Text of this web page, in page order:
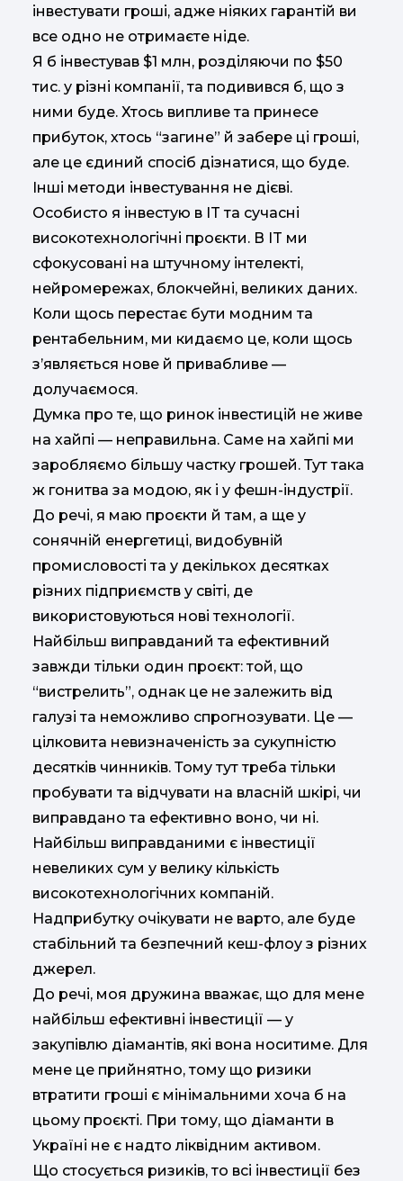
інвестувати гроші, адже ніяких гарантій ви
все одно не отримаєте ніде.
Я б інвестував $1 млн, розділяючи по $50
тис. у різні компанії, та подивився б, що з
ними буде. Хтось випливе та принесе
прибуток, хтось “загине” й забере ці гроші,
але це єдиний спосіб дізнатися, що буде.
Інші методи інвестування не дієві.
Особисто я інвестую в IT та сучасні
високотехнологічні проєкти. В IT ми
сфокусовані на штучному інтелекті,
нейромережах, блокчейні, великих даних.
Коли щось перестає бути модним та
рентабельним, ми кидаємо це, коли щось
з’являється нове й привабливе —
долучаємося.
Думка про те, що ринок інвестицій не живе
на хайпі — неправильна. Саме на хайпі ми
заробляємо більшу частку грошей. Тут така
ж гонитва за модою, як і у фешн-індустрії.
До речі, я маю проєкти й там, а ще у
сонячній енергетиці, видобувній
промисловості та у декількох десятках
різних підприємств у світі, де
використовуються нові технології.
Найбільш виправданий та ефективний
завжди тільки один проєкт: той, що
“вистрелить”, однак це не залежить від
галузі та неможливо спрогнозувати. Це —
цілковита невизначеність за сукупністю
десятків чинників. Тому тут треба тільки
пробувати та відчувати на власній шкірі, чи
виправдано та ефективно воно, чи ні.
Найбільш виправданими є інвестиції
невеликих сум у велику кількість
високотехнологічних компаній.
Надприбутку очікувати не варто, але буде
стабільний та безпечний кеш-флоу з різних
джерел.
До речі, моя дружина вважає, що для мене
найбільш ефективні інвестиції — у
закупівлю діамантів, які вона носитиме. Для
мене це прийнятно, тому що ризики
втратити гроші є мінімальними хоча б на
цьому проєкті. При тому, що діаманти в
Україні не є надто ліквідним активом.
Що стосується ризиків, то всі інвестиції без